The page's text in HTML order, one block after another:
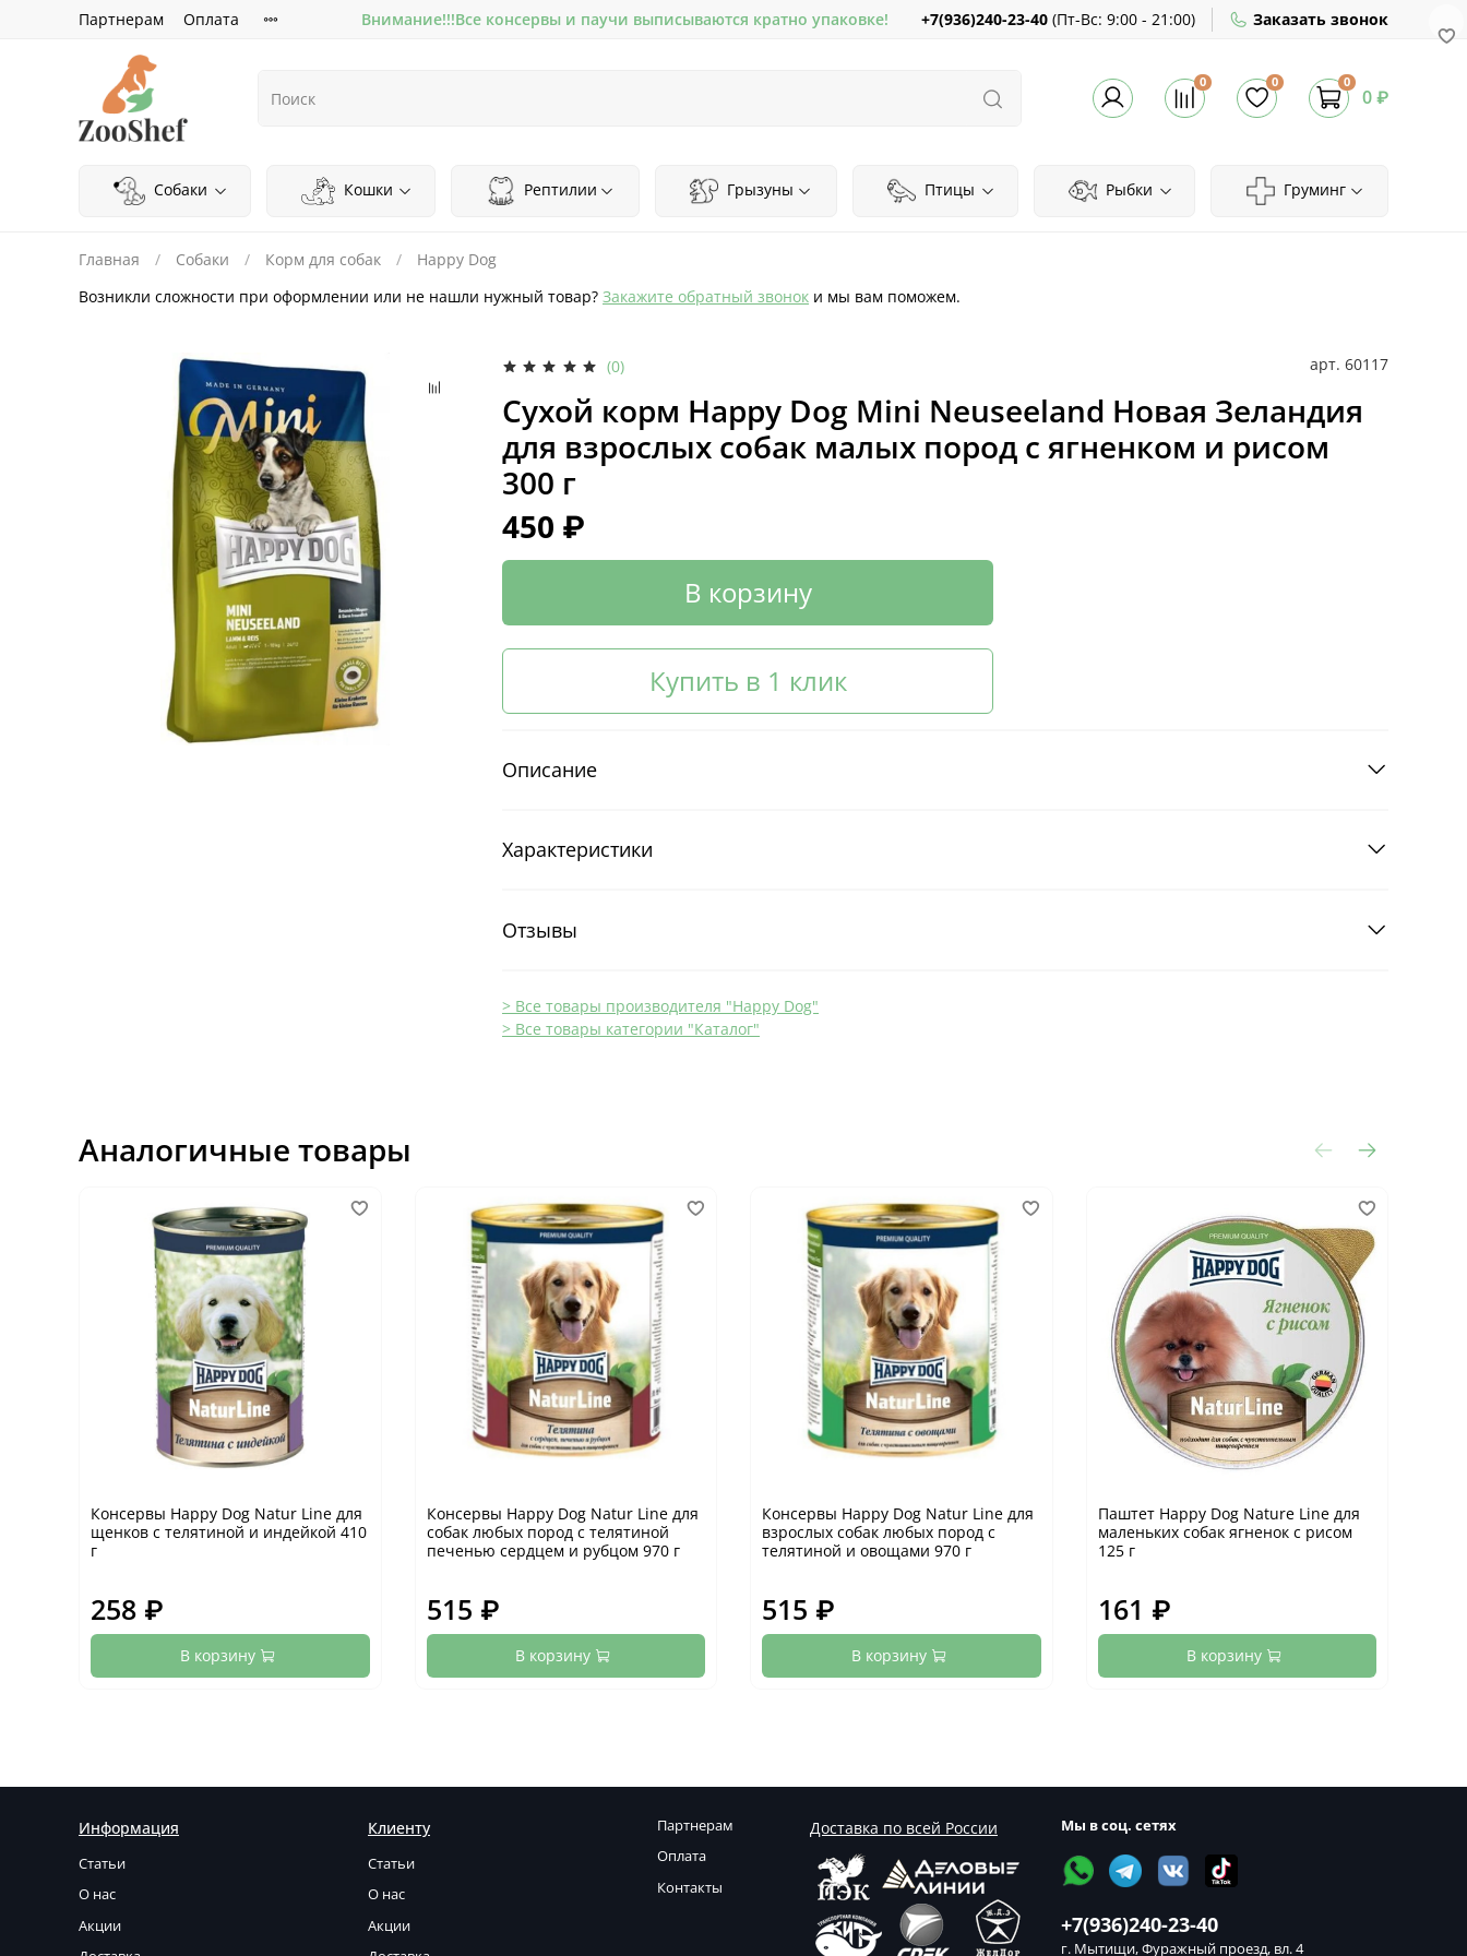
Партнерам Оплата Внимание!!!Все консервы и паучи выписываются кратно упаковке! +7(936)240-23-40 (Пт-Вс: 9:00 - 21:00) Заказать звонок
0 0 0
0 ₽
Собаки Кошки Рептилии Грызуны Птицы Рыбки Груминг
Главная Собаки Корм для собак
Happy Dog
Возникли сложности при оформлении или не нашли нужный товар? Закажите обратный звонок и мы вам поможем.
(0) арт. 60117
Сухой корм Happy Dog Mini Neuseeland Новая Зеландия
для взрослых собак малых пород с ягненком и рисом
300 г
450 ₽
В корзину
Купить в 1 клик
Описание
Характеристики
Отзывы
> Все товары производителя "Happy Dog"
> Все товары категории "Каталог"
Аналогичные товары
Консервы Happy Dog Natur Line для
щенков с телятиной и индейкой 410
г
258 ₽
В корзину
Консервы Happy Dog Natur Line для
собак любых пород с телятиной
печенью сердцем и рубцом 970 г
515 ₽
В корзину
Консервы Happy Dog Natur Line для
взрослых собак любых пород с
телятиной и овощами 970 г
515 ₽
В корзину
Паштет Happy Dog Nature Line для
маленьких собак ягненок с рисом
125 г
161 ₽
В корзину
Информация
Статьи
О нас
Акции
Клиенту
Статьи
О нас
Акции
Партнерам
Оплата
Контакты
Доставка по всей России Мы в соц. сетях
+7(936)240-23-40
г. Мытищи, Фуражный проезд, вл. 4